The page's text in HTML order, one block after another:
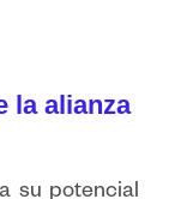
la alianza
su potencial